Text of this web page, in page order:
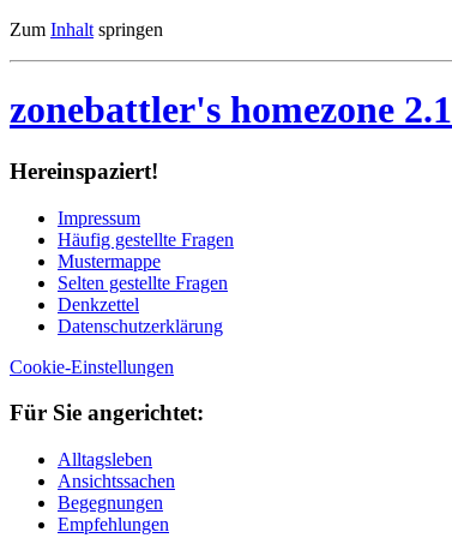
Zum Inhalt springen
zonebattler's homezone 2.1
Her­ein­spa­ziert!
Im­pres­sum
Häu­fig ge­stell­te Fra­gen
Mu­ster­map­pe
Sel­ten ge­stell­te Fra­gen
Denk­zet­tel
Da­ten­schutz­er­klä­rung
Cookie-Einstellungen
Für Sie an­ge­rich­tet:
Alltagsleben
Ansichtssachen
Begegnungen
Empfehlungen